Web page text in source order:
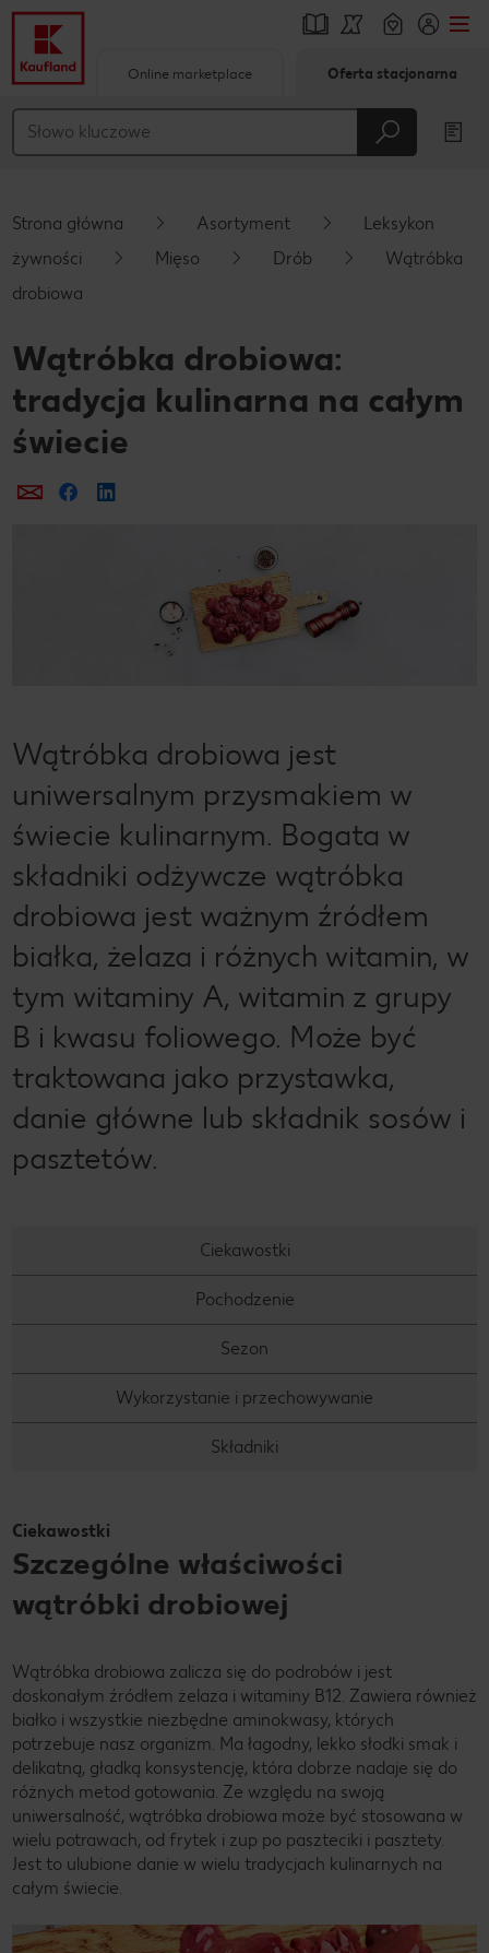
Główna treść
Pływający pasek boczny
Online marketplace Oferta stacjonarna
Strona główna Asortyment
Leksykon
żywności
Mięso Drób
Wątróbka
drobiowa
Wątróbka drobiowa:
tradycja kulinarna na całym
świecie
Prześlij e-mailem
Udostępnij na Facebooku
Wątróbka drobiowa jest
uniwersalnym przysmakiem w
świecie kulinarnym. Bogata w
składniki odżywcze wątróbka
drobiowa jest ważnym źródłem
białka, żelaza i różnych witamin, w
tym witaminy A, witamin z grupy
B i kwasu foliowego. Może być
traktowana jako przystawka,
danie główne lub składnik sosów i
pasztetów.
Ciekawostki
Pochodzenie
Sezon
Wykorzystanie i przechowywanie
Składniki
Ciekawostki
Szczególne właściwości
wątróbki drobiowej
Wątróbka drobiowa zalicza się do podrobów i jest
doskonałym źródłem żelaza i witaminy B12. Zawiera również
białko i wszystkie niezbędne aminokwasy, których
potrzebuje nasz organizm. Ma łagodny, lekko słodki smak i
delikatną, gładką konsystencję, która dobrze nadaje się do
różnych metod gotowania. Ze względu na swoją
uniwersalność, wątróbka drobiowa może być stosowana w
wielu potrawach, od frytek i zup po paszteciki i pasztety.
Jest to ulubione danie w wielu tradycjach kulinarnych na
całym świecie.